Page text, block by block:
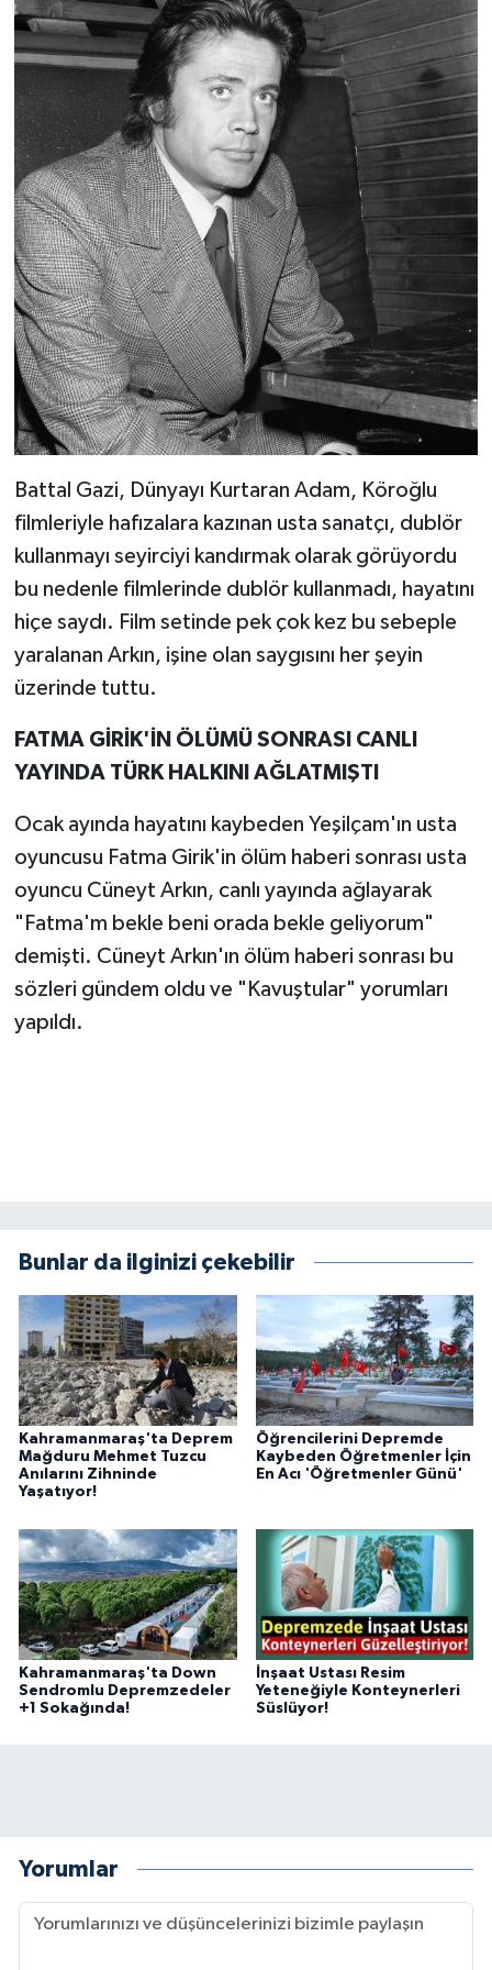
Battal Gazi, Dünyayı Kurtaran Adam, Köroğlu
filmleriyle hafızalara kazınan usta sanatçı, dublör
kullanmayı seyirciyi kandırmak olarak görüyordu
bu nedenle filmlerinde dublör kullanmadı, hayatını
hiçe saydı. Film setinde pek çok kez bu sebeple
yaralanan Arkın, işine olan saygısını her şeyin
üzerinde tuttu.
FATMA GİRİK'İN ÖLÜMÜ SONRASI CANLI
YAYINDA TÜRK HALKINI AĞLATMIŞTI
Ocak ayında hayatını kaybeden Yeşilçam'ın usta
oyuncusu Fatma Girik'in ölüm haberi sonrası usta
oyuncu Cüneyt Arkın, canlı yayında ağlayarak
"Fatma'm bekle beni orada bekle geliyorum"
demişti. Cüneyt Arkın'ın ölüm haberi sonrası bu
sözleri gündem oldu ve "Kavuştular" yorumları
yapıldı.
Bunlar da ilginizi çekebilir
Kahramanmaraş'ta Deprem
Mağduru Mehmet Tuzcu
Anılarını Zihninde
Yaşatıyor!
Öğrencilerini Depremde
Kaybeden Öğretmenler İçin
En Acı 'Öğretmenler Günü'
Kahramanmaraş'ta Down
Sendromlu Depremzedeler
+1 Sokağında!
İnşaat Ustası Resim
Yeteneğiyle Konteynerleri
Süslüyor!
Yorumlar